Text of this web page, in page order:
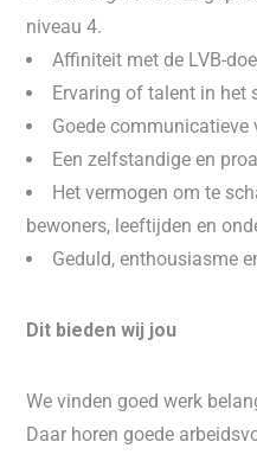
niveau 4.
Affiniteit met de LVB-
Ervaring of talent in het
Goede communicatieve
Een zelfstandige en
Het vermogen om te
bewoners, leeftijden en
Geduld, enthousiasme
Dit bieden wij jou
We vinden goed werk
Daar horen goede